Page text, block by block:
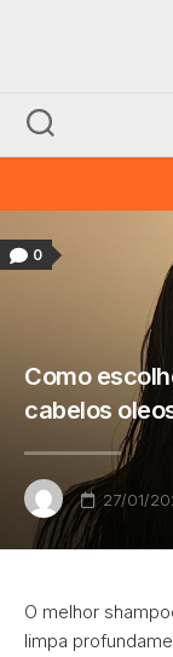
0
Como
cabelos
27/01/
O melhor
limpa